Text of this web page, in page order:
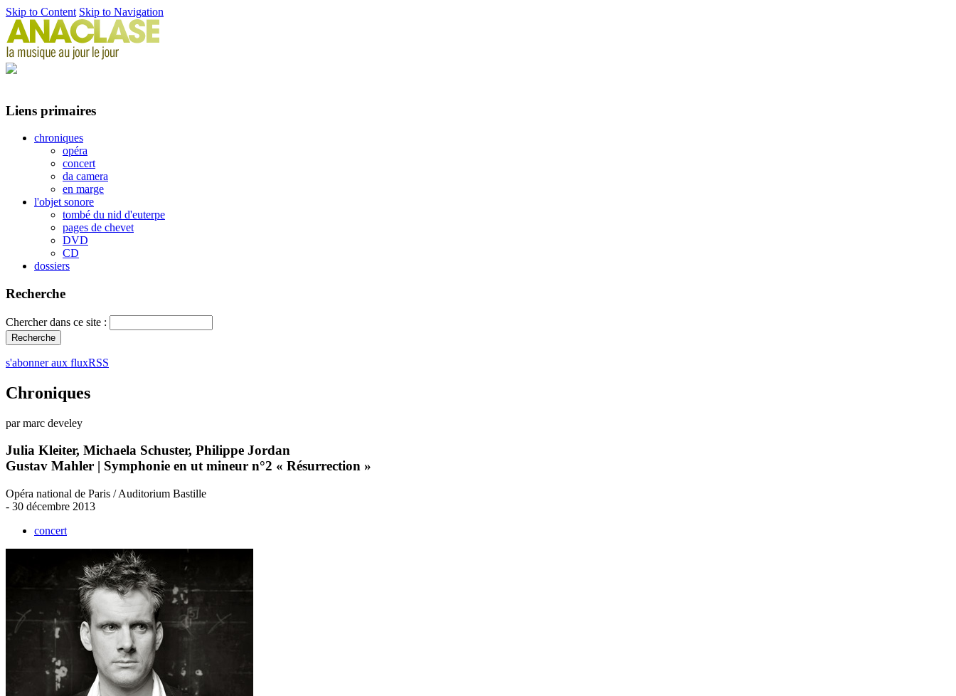
Skip to Content Skip to Navigation
Liens primaires
chroniques
opéra
concert
da camera
en marge
l'objet sonore
tombé du nid d'euterpe
pages de chevet
DVD
CD
dossiers
Recherche
Chercher dans ce site :
s'abonner aux fluxRSS
Chroniques
par marc develey
Julia Kleiter, Michaela Schuster, Philippe Jordan
Gustav Mahler | Symphonie en ut mineur n°2 « Résurrection »
Opéra national de Paris / Auditorium Bastille
- 30 décembre 2013
concert